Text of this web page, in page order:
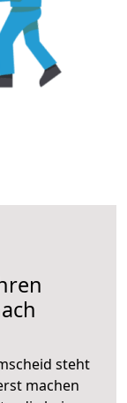
steht
machen